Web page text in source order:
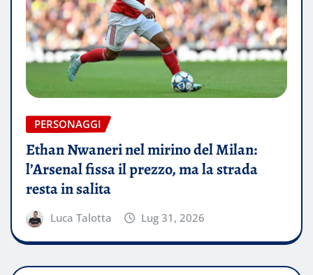
PERSONAGGI
Ethan Nwaneri nel mirino del Milan:
l’Arsenal fissa il prezzo, ma la strada
resta in salita
Luca Talotta Lug 31, 2026